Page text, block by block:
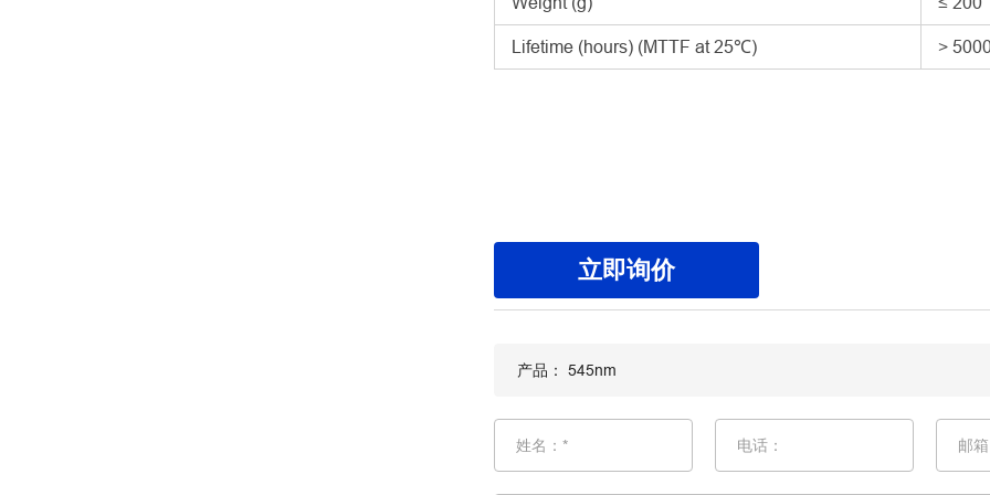
Lifetime (hours) (MTTF at 25℃)
> 5000
立即询价
姓名：* 电话： 邮